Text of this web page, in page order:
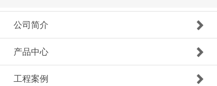
公司简介
产品中心
工程案例